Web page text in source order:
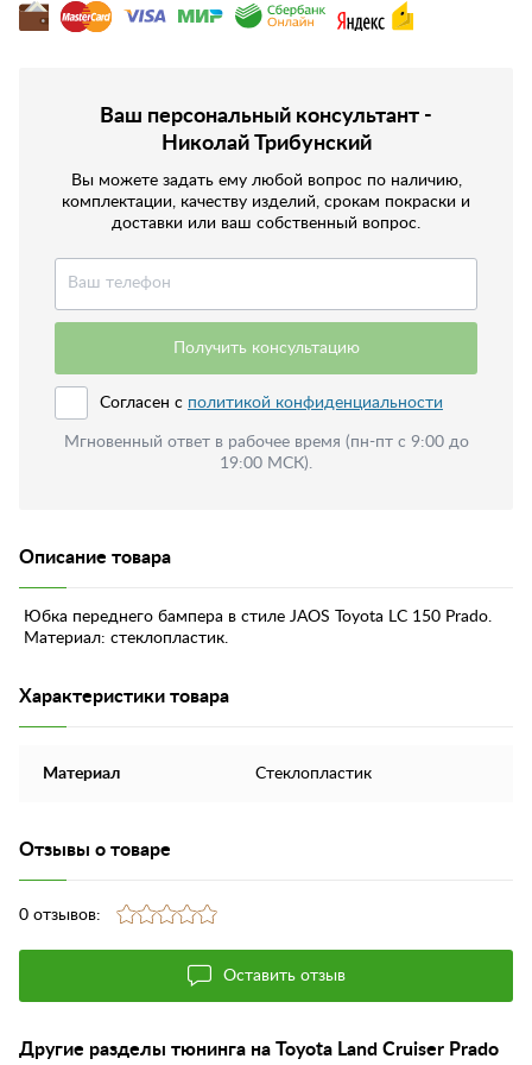
Ваш персональный консультант -
Николай Трибунский
Вы можете задать ему любой вопрос по наличию,
комплектации, качеству изделий, срокам покраски и
доставки или ваш собственный вопрос.
Получить консультацию
Согласен с политикой конфиденциальности
Мгновенный ответ в рабочее время (пн-пт с 9:00 до
19:00 МСК).
Описание товара
Юбка переднего бампера в стиле JAOS Toyota LC 150 Prado.
Материал: стеклопластик.
Характеристики товара
Материал Стеклопластик
Отзывы о товаре
0 отзывов:
Оставить отзыв
Другие разделы тюнинга на Toyota Land Cruiser Prado